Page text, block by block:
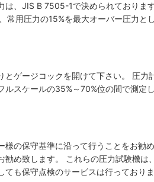
は、JIS B 7505-1で決められておりま
常用圧力の15%を最大オーバー圧力
とゲージコックを開けて下さい。 圧
ルスケールの35%～70%位の間で測定
様の保守基準に沿って行うことをお
勧め致します。 これらの圧力試験機
ても保守点検のサービスは行っており